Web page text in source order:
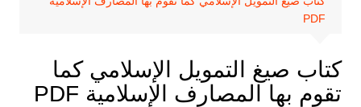
PDF
كتاب صيغ التمويل الإسلامي كما
تقوم بها المصارف الإسلامية PDF